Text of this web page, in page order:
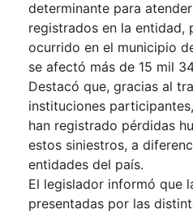
determinante para
registrados en la entidad,
ocurrido en el municipio
se afectó más de 15 mil
Destacó que, gracias al
instituciones
han registrado pérdidas
estos siniestros, a
entidades del país.
El legislador informó que
presentadas por las